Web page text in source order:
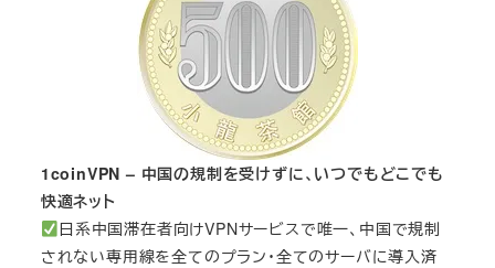
1coinVPN – 中国の規制を受けずに、いつでもどこでも
快適ネット
日系中国滞在者向けVPNサービスで唯一、中国で規制
されない専用線を全てのプラン・全てのサーバに導入済